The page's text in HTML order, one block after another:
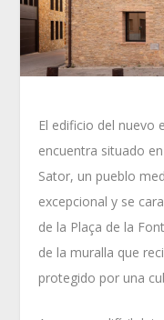
El edificio del nuevo
encuentra situado
Sator, un pueblo
excepcional y se
de la Plaça de la
de la muralla que
protegido por una